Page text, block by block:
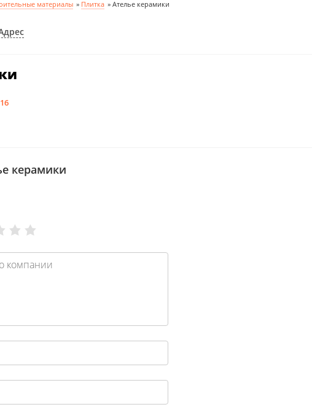
материалы » Плитка » Ателье керамики
керамики